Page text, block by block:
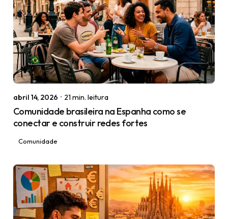
Posted by
igorodrigues.web@gmail.com
abril 14, 2026 21 min. leitura
Comunidade brasileira na Espanha como se
conectar e construir redes fortes
Comunidade